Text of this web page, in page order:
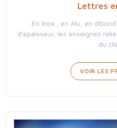
Lettres
En Inox , en Alu, en
d'épaisseur, les enseignes
du
VOIR LES